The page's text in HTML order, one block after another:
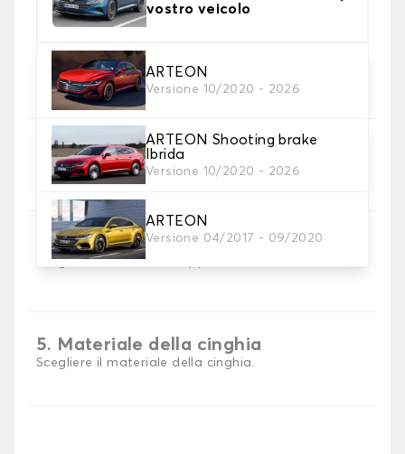
vostro veicolo
ARTEON
Versione 10/2020 - 2026
ARTEON Shooting brake
Ibrida
Versione 10/2020 - 2026
ARTEON
Versione 04/2017 - 09/2020
2. Materiale
Scegli il materiale del tappetini auto
3. Set di tappetini
Selezionare il numero di tappetini per auto
necessari.
4. Colori dei tappetini
Scegli il materiale del tappetino auto.
5. Materiale della cinghia
Scegliere il materiale della cinghia.